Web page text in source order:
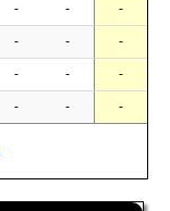
- - -
- - -
- - -
- - -